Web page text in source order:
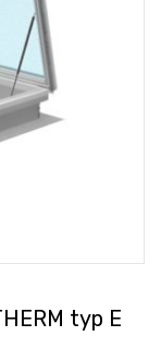
typ E